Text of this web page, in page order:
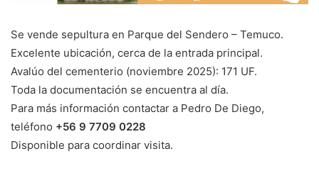
Se vende sepultura en Parque del Sendero – Temuco.
Excelente ubicación, cerca de la entrada principal.
Avalúo del cementerio (noviembre 2025): 171 UF.
Toda la documentación se encuentra al día.
Para más información contactar a Pedro De Diego,
teléfono +56 9 7709 0228
Disponible para coordinar visita.